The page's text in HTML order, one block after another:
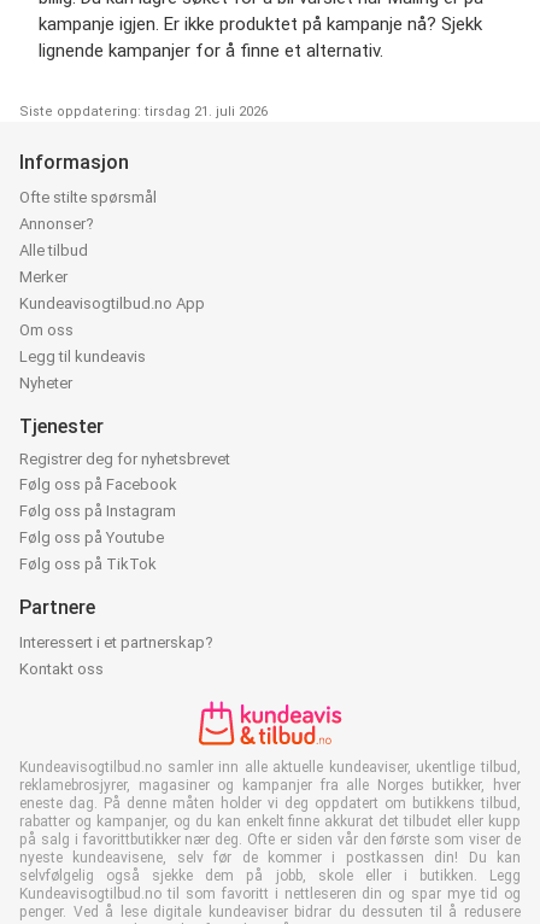
kampanje igjen. Er ikke produktet på kampanje nå? Sjekk
lignende kampanjer for å finne et alternativ.
Siste oppdatering: tirsdag 21. juli 2026
Informasjon
Ofte stilte spørsmål
Annonser?
Alle tilbud
Merker
Kundeavisogtilbud.no App
Om oss
Legg til kundeavis
Nyheter
Tjenester
Registrer deg for nyhetsbrevet
Følg oss på Facebook
Følg oss på Instagram
Følg oss på Youtube
Følg oss på TikTok
Partnere
Interessert i et partnerskap?
Kontakt oss
Kundeavisogtilbud.no samler inn alle aktuelle kundeaviser, ukentlige tilbud,
reklamebrosjyrer, magasiner og kampanjer fra alle Norges butikker, hver
eneste dag. På denne måten holder vi deg oppdatert om butikkens tilbud,
rabatter og kampanjer, og du kan enkelt finne akkurat det tilbudet eller kupp
på salg i favorittbutikker nær deg. Ofte er siden vår den første som viser de
nyeste kundeavisene, selv før de kommer i postkassen din! Du kan
selvfølgelig også sjekke dem på jobb, skole eller i butikken. Legg
Kundeavisogtilbud.no til som favoritt i nettleseren din og spar mye tid og
penger. Ved å lese digitale kundeaviser bidrar du dessuten til å redusere